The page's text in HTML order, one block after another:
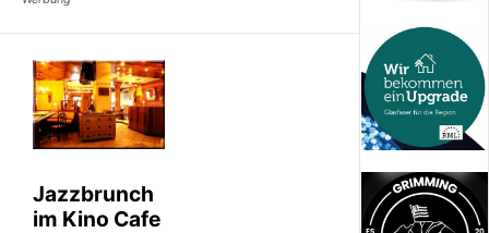
Jazzbrunch
im Kino Cafe